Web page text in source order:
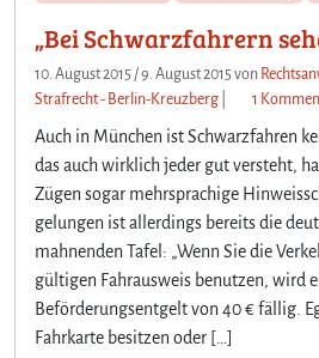
„Bei Schwarzfahrern
10. August 2015 /9. August 2015von
Strafrecht - Berlin-Kreuzberg
1
Auch in München ist Schwarzfahren
das auch wirklich jeder gut versteht,
Zügen sogar mehrsprachige
gelungen ist allerdings bereits die
mahnenden Tafel: „Wenn Sie die
gültigen Fahrausweis benutzen, wird
Beförderungsentgelt von 40 € fällig.
Fahrkarte besitzen oder […]